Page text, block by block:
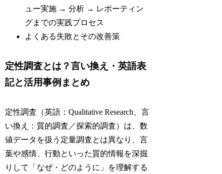
ュー実施 → 分析 → レポーティン
グまでの実践プロセス
よくある失敗とその改善策
定性調査とは？言い換え・英語表
記と活用事例まとめ
定性調査（英語：Qualitative Research、言
い換え：質的調査／探索的調査）は、数
値データを扱う定量調査とは異なり、言
葉や感情、行動といった質的情報を深掘
りして「なぜ・どのように」を理解する